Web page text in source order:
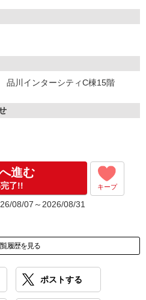
た」と伝えるとスムーズです。
川インターシティC棟15階
進む
了!! キープ
08/07～2026/08/31
履歴を見る
ポストする